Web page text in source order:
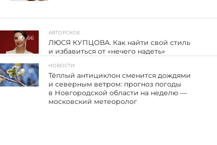
66
АВТОРСКОЕ
ЛЮСЯ КУПЦОВА. Как найти свой стиль
и избавиться от «нечего надеть»
81
НОВОСТИ
Тёплый антициклон сменится дождями
и северным ветром: прогноз погоды
в Новгородской области на неделю —
московский метеоролог